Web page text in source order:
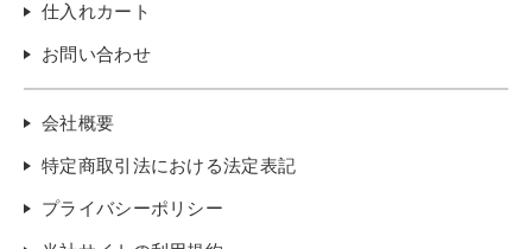
仕入れカート
お問い合わせ
会社概要
特定商取引法における法定表記
プライバシーポリシー